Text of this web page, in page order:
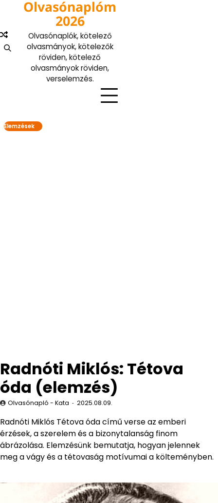
content
Olvasónaplóm
2026
Olvasónaplók, kötelező
olvasmányok, kötelezők
röviden, kötelező
olvasmányok röviden,
verselemzés.
Elemzések
Radnóti Miklós: Tétova
óda (elemzés)
Olvasónapló - Kata 2025.08.09.
Radnóti Miklós Tétova óda című verse az emberi
érzések, a szerelem és a bizonytalanság finom
ábrázolása. Elemzésünk bemutatja, hogyan jelennek
meg a vágy és a tétovaság motívumai a költeményben.